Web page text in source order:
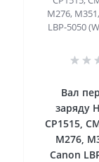
Вал
заряду
CP1515,
M276,
Canon